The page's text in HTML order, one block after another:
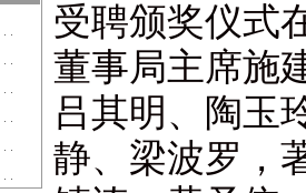
受聘颁奖仪式
董事局主席施
吕其明、陶玉
静、梁波罗，